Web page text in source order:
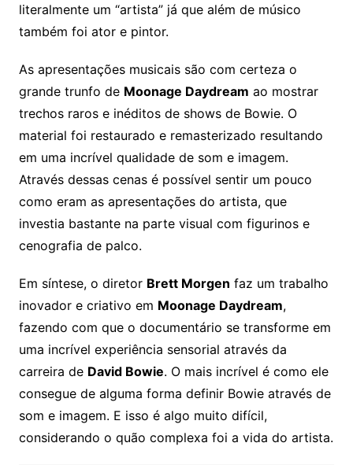
literalmente um “artista” já que além de músico
também foi ator e pintor.
As apresentações musicais são com certeza o
grande trunfo de Moonage Daydream ao mostrar
trechos raros e inéditos de shows de Bowie. O
material foi restaurado e remasterizado resultando
em uma incrível qualidade de som e imagem.
Através dessas cenas é possível sentir um pouco
como eram as apresentações do artista, que
investia bastante na parte visual com figurinos e
cenografia de palco.
Em síntese, o diretor Brett Morgen faz um trabalho
inovador e criativo em Moonage Daydream,
fazendo com que o documentário se transforme em
uma incrível experiência sensorial através da
carreira de David Bowie. O mais incrível é como ele
consegue de alguma forma definir Bowie através de
som e imagem. E isso é algo muito difícil,
considerando o quão complexa foi a vida do artista.